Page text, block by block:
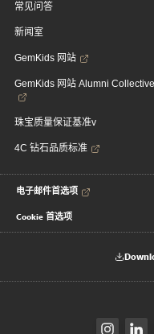
常见问答
新闻室
GemKids 网站
GemKids 网站 Alumni Collective
珠宝质量保证基准v
4C 钻石品质标准
电子邮件首选项
Cookie 首选项